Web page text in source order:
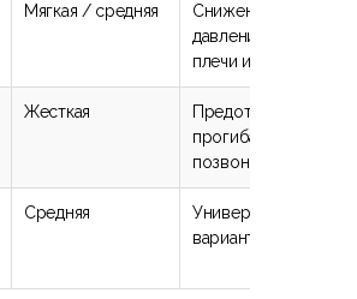
Мягкая / средняя
Снижение
давления на
плечи и бёдра
Жесткая
Предотвращение
прогиба
позвоночника
Средняя
Универсальный
вариант